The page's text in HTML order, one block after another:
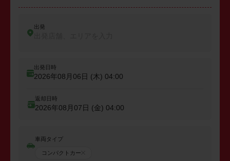
出発
出発日時
2026年08月06日 (木) 04:00
返却日時
2026年08月07日 (金) 04:00
車両タイプ
コンパクトカー